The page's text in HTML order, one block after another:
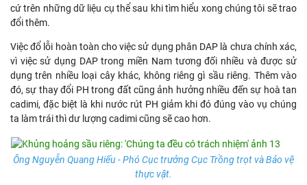
cứ trên những dữ liệu cụ thể sau khi tìm hiểu xong chúng tôi sẽ trao
đổi thêm.
Việc đổ lỗi hoàn toàn cho việc sử dụng phân DAP là chưa chính xác,
vì việc sử dụng DAP trong miền Nam tương đối nhiều và được sử
dụng trên nhiều loại cây khác, không riêng gì sầu riêng. Thêm vào
đó, sự thay đổi PH trong đất cũng ảnh hưởng nhiều đến sự hoà tan
cadimi, đặc biệt là khi nước rút PH giảm khi đó đúng vào vụ chúng
ta làm trái thì dư lượng cadimi cũng sẽ cao hơn.
Ông Nguyễn Quang Hiếu - Phó Cục trưởng Cục Trồng trọt và Bảo vệ
thực vật.